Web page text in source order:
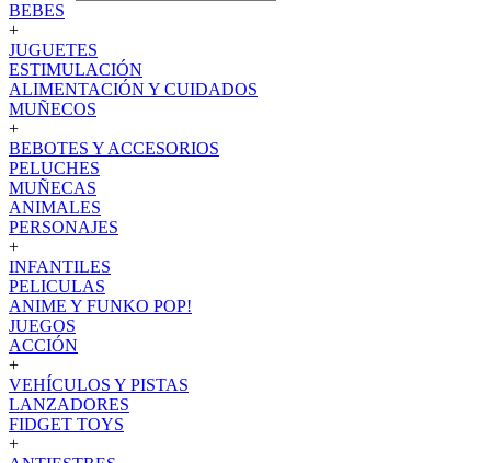
BEBES
+
JUGUETES
ESTIMULACIÓN
ALIMENTACIÓN Y CUIDADOS
MUÑECOS
+
BEBOTES Y ACCESORIOS
PELUCHES
MUÑECAS
ANIMALES
PERSONAJES
+
INFANTILES
PELICULAS
ANIME Y FUNKO POP!
JUEGOS
ACCIÓN
+
VEHÍCULOS Y PISTAS
LANZADORES
FIDGET TOYS
+